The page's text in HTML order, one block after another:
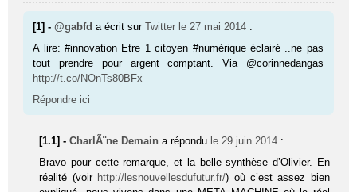
[1] -@gabfd a écrit surTwitter le 27 mai 2014 :
A lire: #innovation Etre 1 citoyen #numérique éclairé ..ne pas
tout prendre pour argent comptant. Via @corinnedangas
http://t.co/NOnTs80BFx
Répondre ici
[1.1] -CharlÃ¨ne Demain a répondu le 29 juin 2014 :
Bravo pour cette remarque, et la belle synthèse d’Olivier. En
réalité (voir http://lesnouvellesdufutur.fr/) où c’est assez bien